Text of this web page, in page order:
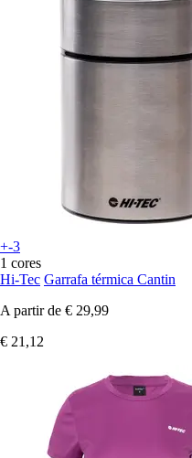
+-3
1 cores
Hi-Tec Garrafa térmica Cantin
A partir de € 29,99
€ 21,12